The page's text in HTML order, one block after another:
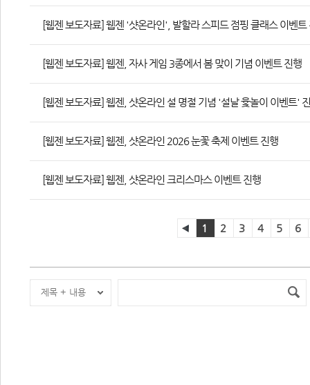
[웹젠 보도자료] 웹젠 '샷온라인', 발할라 스피드 점핑 클래스 이벤트
[웹젠 보도자료] 웹젠, 자사 게임 3종에서 봄 맞이 기념 이벤트 진행
[웹젠 보도자료] 웹젠, 샷온라인 설 명절 기념 '설날 윷놀이 이벤트'
[웹젠 보도자료] 웹젠, 샷온라인 2026 눈꽃 축제 이벤트 진행
[웹젠 보도자료] 웹젠, 샷온라인 크리스마스 이벤트 진행
1 2 3 4 5 6
제목 + 내용